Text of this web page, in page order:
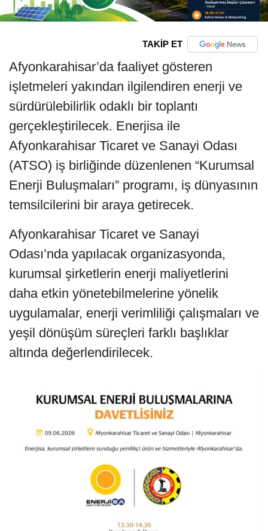
TAKİP ET
Afyonkarahisar’da faaliyet gösteren
işletmeleri yakından ilgilendiren enerji ve
sürdürülebilirlik odaklı bir toplantı
gerçekleştirilecek. Enerjisa ile
Afyonkarahisar Ticaret ve Sanayi Odası
(ATSO) iş birliğinde düzenlenen “Kurumsal
Enerji Buluşmaları” programı, iş dünyasının
temsilcilerini bir araya getirecek.
Afyonkarahisar Ticaret ve Sanayi
Odası’nda yapılacak organizasyonda,
kurumsal şirketlerin enerji maliyetlerini
daha etkin yönetebilmelerine yönelik
uygulamalar, enerji verimliliği çalışmaları ve
yeşil dönüşüm süreçleri farklı başlıklar
altında değerlendirilecek.